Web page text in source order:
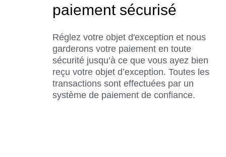
paiement sécurisé
Réglez votre objet d'exception et nous
garderons votre paiement en toute
sécurité jusqu’à ce que vous ayez bien
reçu votre objet d’exception. Toutes les
transactions sont effectuées par un
système de paiement de confiance.